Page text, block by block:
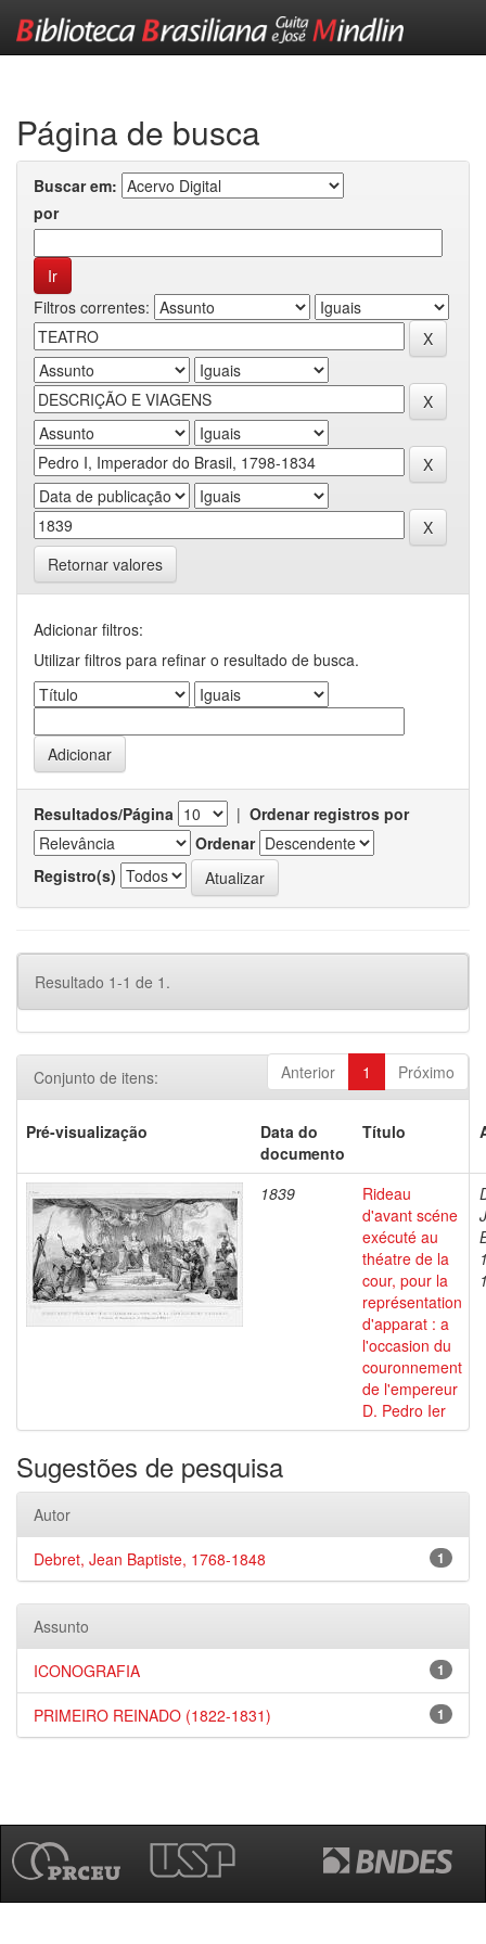
Página de busca
Buscar em:
por
Filtros correntes:
Retornar valores
Adicionar filtros:
Utilizar filtros para refinar o resultado de busca.
Resultados/Página | Ordenar registros por
Ordenar
Registro(s)
Resultado 1-1 de 1.
Anterior 1 Próximo
Conjunto de itens:
Pré-visualização
Data do
documento
Título
1839
Rideau
d'avant scéne
exécuté au
théatre de la
cour, pour la
représentation
d'apparat : a
l'occasion du
couronnement
de l'empereur
D. Pedro Ier
Sugestões de pesquisa
Autor
1
Debret, Jean Baptiste, 1768-1848
Assunto
1
ICONOGRAFIA
1
PRIMEIRO REINADO (1822-1831)